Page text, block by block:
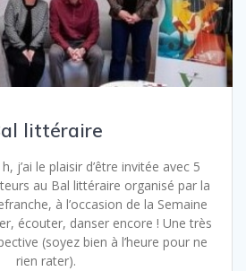
littéraire
j’ai le plaisir d’être invitée avec 5
au Bal littéraire organisé par la
à l’occasion de la Semaine
écouter, danser encore ! Une très
(soyez bien à l’heure pour ne
rien rater).